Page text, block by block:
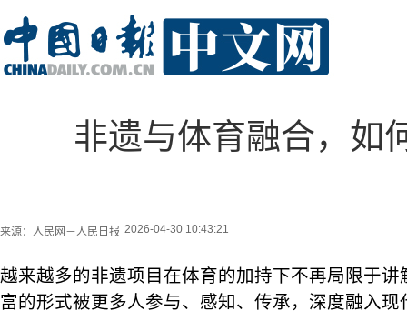
非遗与体育融合，如
来源： 人民网－人民日报 2026-04-30 10:43:21
越来越多的非遗项目在体育的加持下不再局限于
富的形式被更多人参与、感知、传承，深度融入现